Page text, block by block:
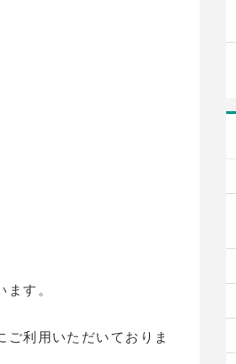
す。
利用いただいておりま